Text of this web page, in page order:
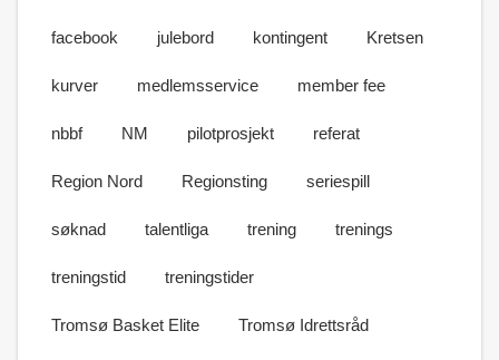
facebook julebord kontingent Kretsen
kurver medlemsservice member fee
nbbf NM pilotprosjekt referat
Region Nord Regionsting seriespill
søknad talentliga trening trenings
treningstid treningstider
Tromsø Basket Elite Tromsø Idrettsråd